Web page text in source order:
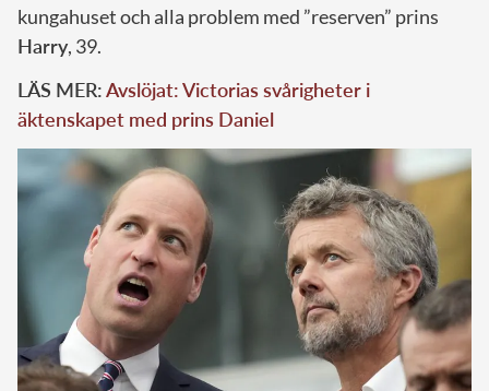
kungahuset och alla problem med ”reserven” prins
Harry, 39.
LÄS MER:Avslöjat: Victorias svårigheter i
äktenskapet med prins Daniel